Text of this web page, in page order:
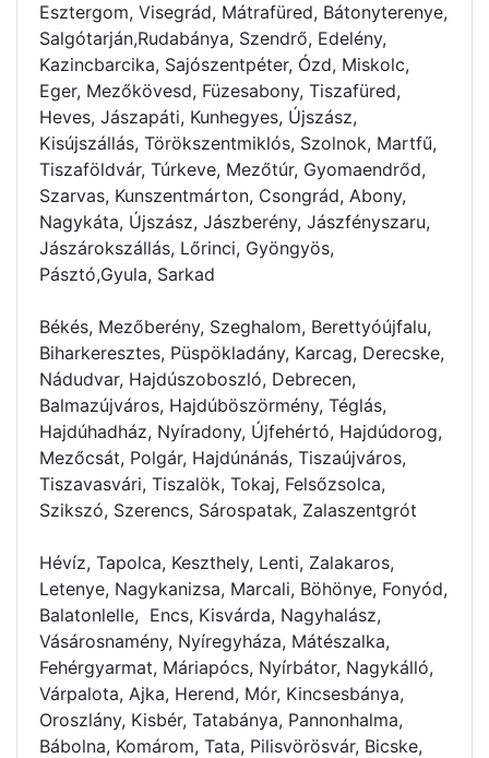
Esztergom, Visegrád, Mátrafüred, Bátonyterenye,
Salgótarján,Rudabánya, Szendrő, Edelény,
Kazincbarcika, Sajószentpéter, Ózd, Miskolc,
Eger, Mezőkövesd, Füzesabony, Tiszafüred,
Heves, Jászapáti, Kunhegyes, Újszász,
Kisújszállás, Törökszentmiklós, Szolnok, Martfű,
Tiszaföldvár, Túrkeve, Mezőtúr, Gyomaendrőd,
Szarvas, Kunszentmárton, Csongrád, Abony,
Nagykáta, Újszász, Jászberény, Jászfényszaru,
Jászárokszállás, Lőrinci, Gyöngyös,
Pásztó,Gyula, Sarkad
Békés, Mezőberény, Szeghalom, Berettyóújfalu,
Biharkeresztes, Püspökladány, Karcag, Derecske,
Nádudvar, Hajdúszoboszló, Debrecen,
Balmazújváros, Hajdúböszörmény, Téglás,
Hajdúhadház, Nyíradony, Újfehértó, Hajdúdorog,
Mezőcsát, Polgár, Hajdúnánás, Tiszaújváros,
Tiszavasvári, Tiszalök, Tokaj, Felsőzsolca,
Szikszó, Szerencs, Sárospatak, Zalaszentgrót
Hévíz, Tapolca, Keszthely, Lenti, Zalakaros,
Letenye, Nagykanizsa, Marcali, Böhönye, Fonyód,
Balatonlelle, Encs, Kisvárda, Nagyhalász,
Vásárosnamény, Nyíregyháza, Mátészalka,
Fehérgyarmat, Máriapócs, Nyírbátor, Nagykálló,
Várpalota, Ajka, Herend, Mór, Kincsesbánya,
Oroszlány, Kisbér, Tatabánya, Pannonhalma,
Bábolna, Komárom, Tata, Pilisvörösvár, Bicske,